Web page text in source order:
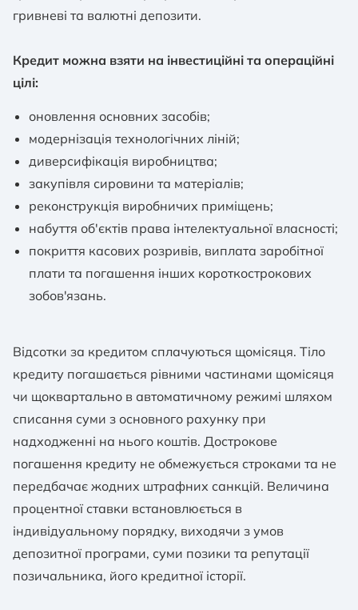
гривневі та валютні депозити.
Кредит можна взяти на інвестиційні та операційні
цілі:
оновлення основних засобів;
модернізація технологічних ліній;
диверсифікація виробництва;
закупівля сировини та матеріалів;
реконструкція виробничих приміщень;
набуття об'єктів права інтелектуальної власності;
покриття касових розривів, виплата заробітної
плати та погашення інших короткострокових
зобов'язань.
Відсотки за кредитом сплачуються щомісяця. Тіло
кредиту погашається рівними частинами щомісяця
чи щоквартально в автоматичному режимі шляхом
списання суми з основного рахунку при
надходженні на нього коштів. Дострокове
погашення кредиту не обмежується строками та не
передбачає жодних штрафних санкцій. Величина
процентної ставки встановлюється в
індивідуальному порядку, виходячи з умов
депозитної програми, суми позики та репутації
позичальника, його кредитної історії.